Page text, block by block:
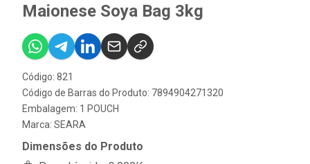
Maionese Soya Bag 3kg
Código: 821
Código de Barras do Produto: 7894904271320
Embalagem: 1 POUCH
Marca: SEARA
Dimensões do Produto